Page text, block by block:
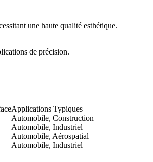
une haute qualité esthétique.
de précision.
Applications Typiques
Automobile, Construction
Automobile, Industriel
Automobile, Aérospatial
Automobile, Industriel